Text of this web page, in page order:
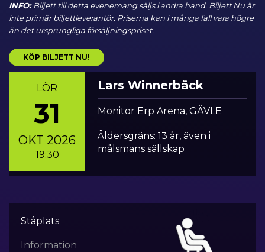
INFO:Biljett till detta evenemang säljs i andra hand. Biljett Nu är
inte primär biljettleverantör. Priserna kan i många fall vara högre
än det ursprungliga försäljningspriset.
KÖP BILJETT NU!
LÖR
31
OKT 2026
19:30
Lars Winnerbäck
Monitor Erp Arena, GÄVLE
Åldersgräns: 13 år, även i
målsmans sällskap
Ståplats
Information